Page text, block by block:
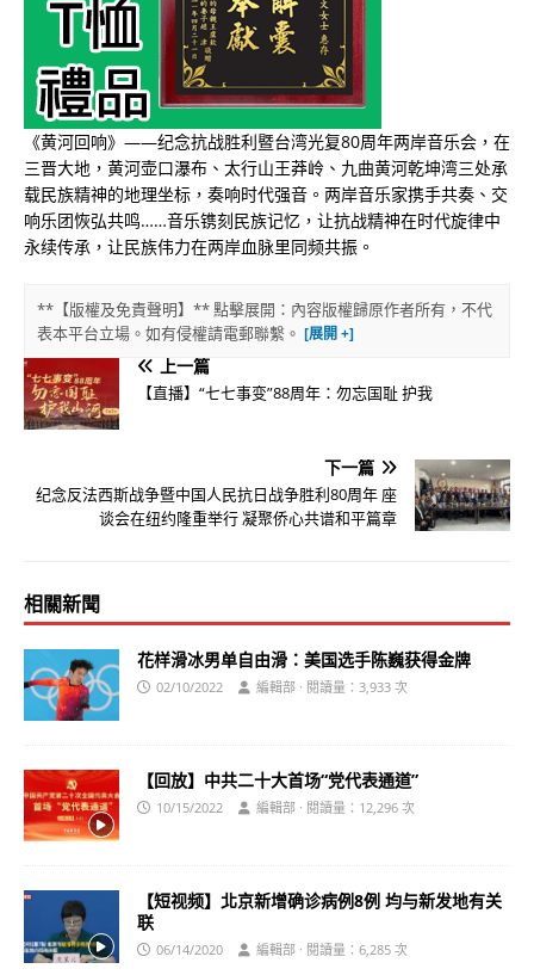
《黄河回响》——纪念抗战胜利暨台湾光复80周年两岸音乐会，在
三晋大地，黄河壶口瀑布、太行山王莽岭、九曲黄河乾坤湾三处承
载民族精神的地理坐标，奏响时代强音。两岸音乐家携手共奏、交
响乐团恢弘共鸣……音乐镌刻民族记忆，让抗战精神在时代旋律中
永续传承，让民族伟力在两岸血脉里同频共振。
**【版權及免責聲明】** 點擊展開：內容版權歸原作者所有，不代
表本平台立場。如有侵權請電郵聯繫。
上一篇
【直播】“七七事变”88周年：勿忘国耻 护我
下一篇
纪念反法西斯战争暨中国人民抗日战争胜利80周年 座
谈会在纽约隆重举行 凝聚侨心共谱和平篇章
相關新聞
花样滑冰男单自由滑：美国选手陈巍获得金牌
02/10/2022 編輯部 · 閱讀量：3,933 次
【回放】中共二十大首场“党代表通道”
10/15/2022 編輯部 · 閱讀量：12,296 次
【短视频】北京新增确诊病例8例 均与新发地有关
联
06/14/2020 編輯部 · 閱讀量：6,285 次